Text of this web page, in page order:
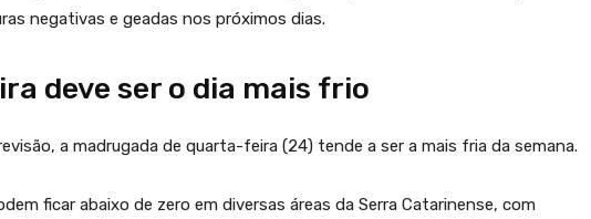
negativas e geadas nos próximos dias.
deve ser o dia mais frio
a madrugada de quarta-feira (24) tende a ser a mais fria da semana.
ficar abaixo de zero em diversas áreas da Serra Catarinense, com